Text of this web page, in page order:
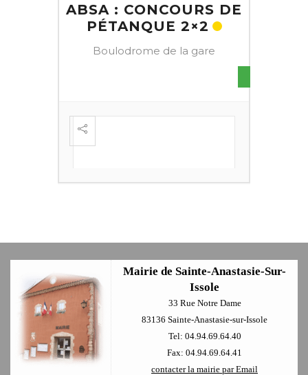
ABSA : CONCOURS DE
PÉTANQUE 2×2
Boulodrome de la gare
Mairie de Sainte-Anastasie-Sur-
Issole
33 Rue Notre Dame
83136 Sainte-Anastasie-sur-Issole
Tel: 04.94.69.64.40
Fax: 04.94.69.64.41
contacter la mairie par Email